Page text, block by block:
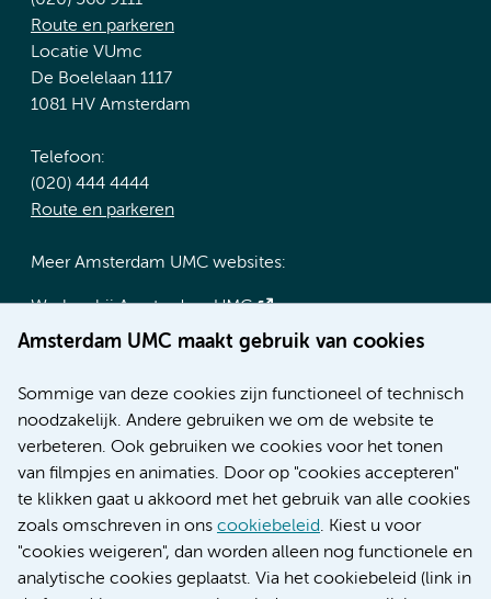
Amsterdam UMC maakt gebruik van cookies
Sommige van deze cookies zijn functioneel of technisch
noodzakelijk. Andere gebruiken we om de website te
verbeteren. Ook gebruiken we cookies voor het tonen
van filmpjes en animaties. Door op "cookies accepteren"
te klikken gaat u akkoord met het gebruik van alle cookies
zoals omschreven in ons cookiebeleid. Kiest u voor
"cookies weigeren", dan worden alleen nog functionele en
analytische cookies geplaatst. Via het cookiebeleid (link in
Route en parkeren
Locatie VUmc
De Boelelaan 1117
1081 HV Amsterdam
Telefoon:
(020) 444 4444
Route en parkeren
Meer Amsterdam UMC websites:
Werken bij Amsterdam UMC
Over Amsterdam UMC
Research
Educatie locatie AMC
Educatie locatie VUmc
Verwijzen & diagnostiek